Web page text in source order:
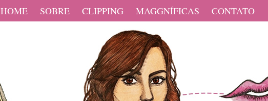
HOME SOBRE CLIPPING MAGGNÍFICAS CONTATO